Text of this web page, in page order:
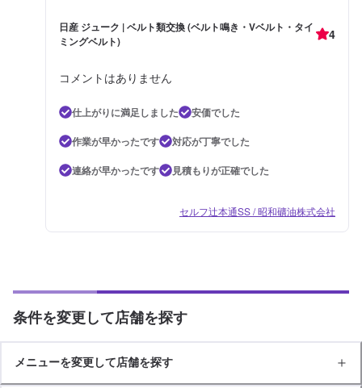
日産 ジューク | ベルト類交換 (ベルト鳴き・Vベルト・タイ
ミングベルト)
4
コメントはありません
仕上がりに満足しました
安価でした
作業が早かったです
対応が丁寧でした
連絡が早かったです
見積もりが正確でした
セルフ辻本通SS / 昭和礦油株式会社
条件を変更して店舗を探す
メニューを変更して店舗を探す